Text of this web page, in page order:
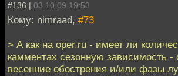
#136 | 03.10.09 19:53
Кому: nimraad, #73
> А как на oper.ru - имеет ли
камментах сезонную зависимость -
весенние обострения и/или фазы